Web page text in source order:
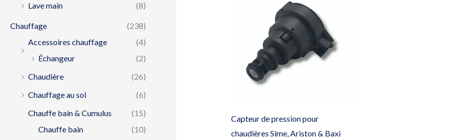
Lave main
(8)
Chauffage
(238)
Accessoires chauffage
(4)
Échangeur
(2)
Chaudière
(26)
Chauffage au sol
(6)
Chauffe bain & Cumulus
(15)
Chauffe bain
(10)
Capteur de pression pour
chaudières Sime, Ariston & Baxi